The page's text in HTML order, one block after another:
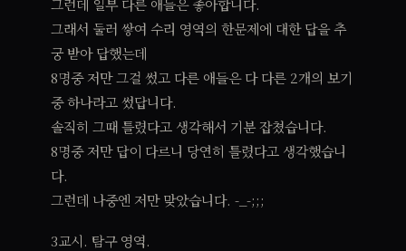
그런데 일부 다른 애들은 좋아합니다.
그래서 둘러 쌓여 수리 영역의 한문제에 대한 답을 추
궁 받아 답했는데
8명중 저만 그걸 썼고 다른 애들은 다 다른 2개의 보기
중 하나라고 썼답니다.
솔직히 그때 틀렸다고 생각해서 기분 잡쳤습니다.
8명중 저만 답이 다르니 당연히 틀렸다고 생각했습니
다.
그런데 나중엔 저만 맞았습니다. -_-;;;
3교시. 탐구 영역.